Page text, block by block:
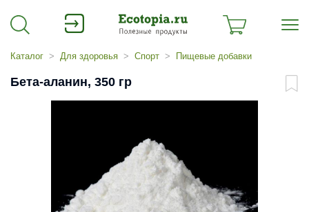
Каталог Для здоровья Спорт Пищевые добавки
Бета-аланин, 350 гр